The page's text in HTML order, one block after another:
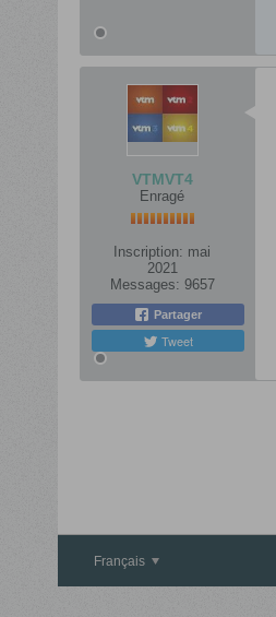
VTMVT4
Enragé
Inscription: mai
2021
Messages: 9657
Partager
Tweet
Français